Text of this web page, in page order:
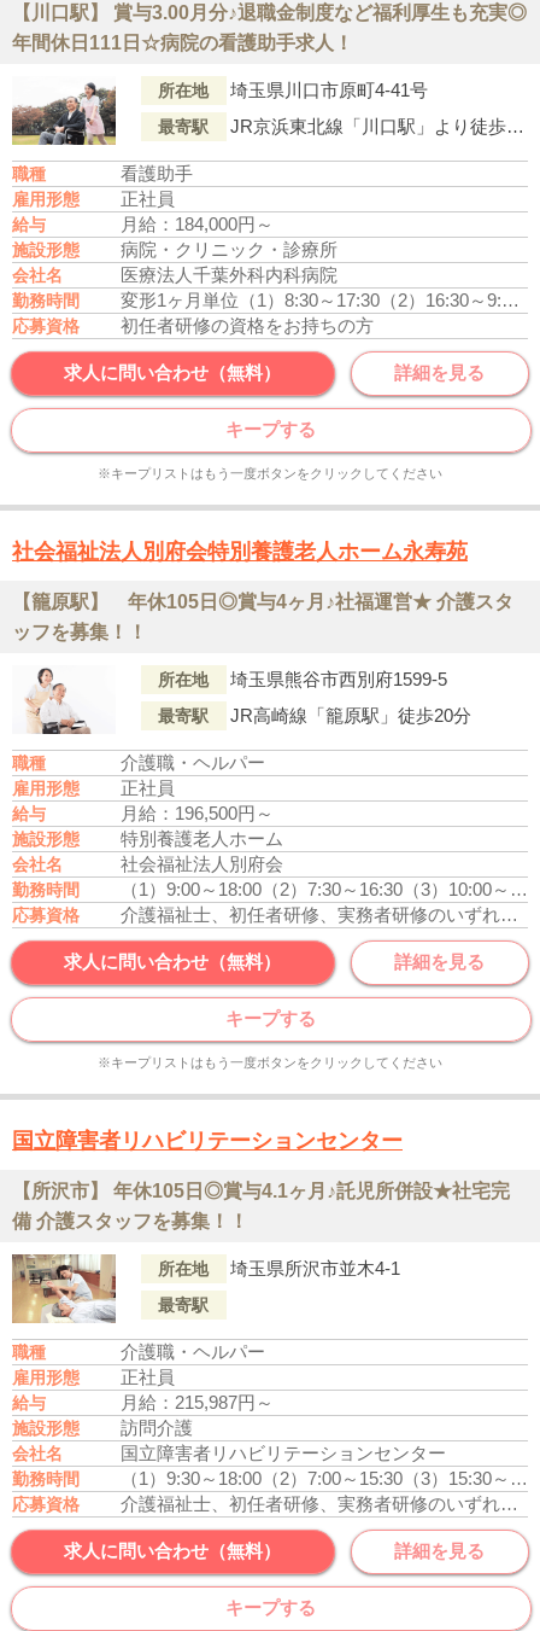
【川口駅】 賞与3.00月分♪退職金制度など福利厚生も充実◎
年間休日111日☆病院の看護助手求人！
所在地 埼玉県川口市原町4-41号
最寄駅 JR京浜東北線「川口駅」より徒歩12分
職種 看護助手
雇用形態 正社員
給与 月給：184,000円～
施設形態 病院・クリニック・診療所
会社名 医療法人千葉外科内科病院
勤務時間 変形1ヶ月単位 （1）8:30～17:30 （2）16:30～9:00
応募資格 初任者研修の資格をお持ちの方
求人に問い合わせ（無料） 詳細を見る
キープする
※キープリストはもう一度ボタンをクリックしてください
社会福祉法人別府会特別養護老人ホーム永寿苑
【籠原駅】 年休105日◎賞与4ヶ月♪社福運営★ 介護スタ
ッフを募集！！
所在地 埼玉県熊谷市西別府1599-5
最寄駅 JR高崎線「籠原駅」徒歩20分
職種 介護職・ヘルパー
雇用形態 正社員
給与 月給：196,500円～
施設形態 特別養護老人ホーム
会社名 社会福祉法人別府会
勤務時間 （1）9:00～18:00 （2）7:30～16:30 （3）10:00～19:00
応募資格 介護福祉士、初任者研修、実務者研修のいずれかの資格をお持ちの方
求人に問い合わせ（無料） 詳細を見る
キープする
※キープリストはもう一度ボタンをクリックしてください
国立障害者リハビリテーションセンター
【所沢市】 年休105日◎賞与4.1ヶ月♪託児所併設★社宅完
備 介護スタッフを募集！！
所在地 埼玉県所沢市並木4-1
最寄駅
職種 介護職・ヘルパー
雇用形態 正社員
給与 月給：215,987円～
施設形態 訪問介護
会社名 国立障害者リハビリテーションセンター
勤務時間 （1）9:30～18:00 （2）7:00～15:30 （3）15:30～9:00
応募資格 介護福祉士、初任者研修、実務者研修のいずれかの資格をお持ちの方
求人に問い合わせ（無料） 詳細を見る
キープする